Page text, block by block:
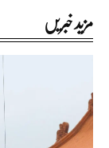
مزید خبریں